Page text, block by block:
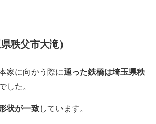
秩父市大滝）
家に向かう際に通った鉄橋は埼玉県秩
した。
状が一致しています。